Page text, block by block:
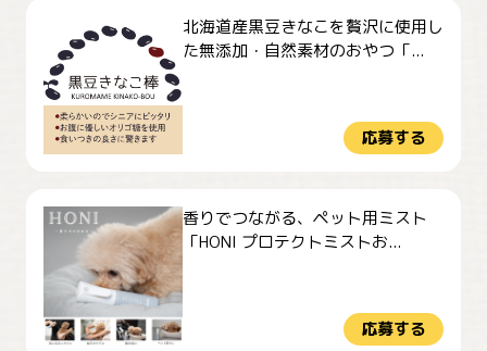
北海道産黒豆きなこを贅沢に使用し
た無添加・自然素材のおやつ「...
応募する
香りでつながる、ペット用ミスト
「HONI プロテクトミストお...
応募する